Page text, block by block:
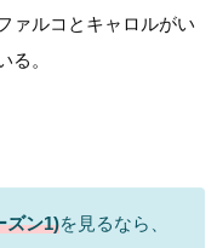
ァルコとキャロルがい
る。
ズン1)を見るなら、